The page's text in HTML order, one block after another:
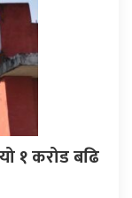
१ करोड बढि